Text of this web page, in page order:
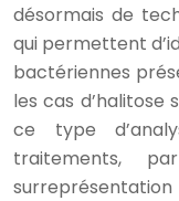
désormais de
qui permettent
bactériennes
les cas d’halitose
ce type
traitements,